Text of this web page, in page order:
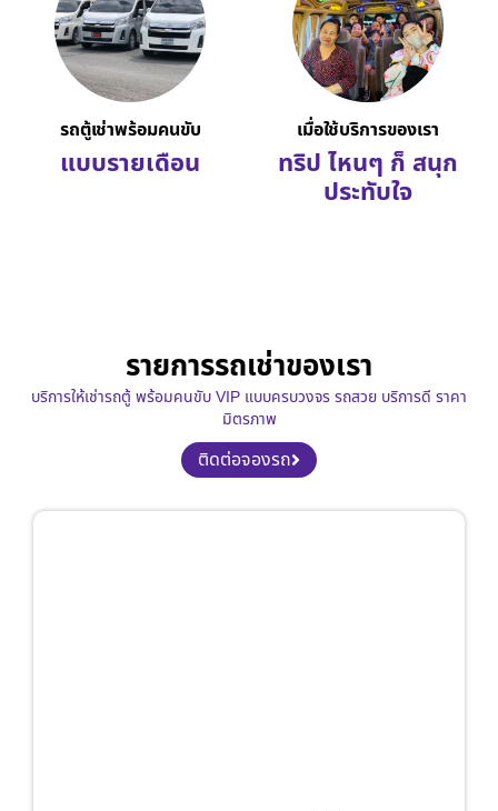
รถตู้เช่าพร้อมคนขับ
แบบรายเดือน
เมื่อใช้บริการของเรา
ทริป ไหนๆ ก็ สนุก
ประทับใจ
รายการรถเช่าของเรา
บริการให้เช่ารถตู้ พร้อมคนขับ VIP แบบครบวงจร รถสวย บริการดี ราคา
มิตรภาพ
ติดต่อจองรถ